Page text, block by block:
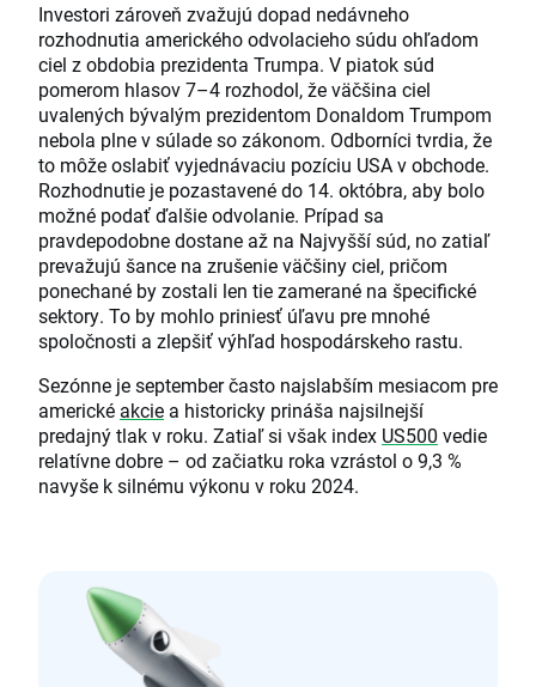
Investori zároveň zvažujú dopad nedávneho
rozhodnutia amerického odvolacieho súdu ohľadom
ciel z obdobia prezidenta Trumpa. V piatok súd
pomerom hlasov 7–4 rozhodol, že väčšina ciel
uvalených bývalým prezidentom Donaldom Trumpom
nebola plne v súlade so zákonom. Odborníci tvrdia, že
to môže oslabiť vyjednávaciu pozíciu USA v obchode.
Rozhodnutie je pozastavené do 14. októbra, aby bolo
možné podať ďalšie odvolanie. Prípad sa
pravdepodobne dostane až na Najvyšší súd, no zatiaľ
prevažujú šance na zrušenie väčšiny ciel, pričom
ponechané by zostali len tie zamerané na špecifické
sektory. To by mohlo priniesť úľavu pre mnohé
spoločnosti a zlepšiť výhľad hospodárskeho rastu.
Sezónne je september často najslabším mesiacom pre
americké akcie a historicky prináša najsilnejší
predajný tlak v roku. Zatiaľ si však index US500 vedie
relatívne dobre – od začiatku roka vzrástol o 9,3 %
navyše k silnému výkonu v roku 2024.